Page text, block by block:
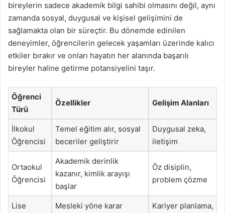
bireylerin sadece akademik bilgi sahibi olmasını değil, aynı
zamanda sosyal, duygusal ve kişisel gelişimini de
sağlamakta olan bir süreçtir. Bu dönemde edinilen
deneyimler, öğrencilerin gelecek yaşamları üzerinde kalıcı
etkiler bırakır ve onları hayatın her alanında başarılı
bireyler haline getirme potansiyelini taşır.
Öğrenci
Türü
Özellikler Gelişim Alanları
İlkokul
Öğrencisi
Temel eğitim alır, sosyal
beceriler geliştirir
Duygusal zeka,
iletişim
Ortaokul
Öğrencisi
Akademik derinlik
kazanır, kimlik arayışı
başlar
Öz disiplin,
problem çözme
Lise
Mesleki yöne karar
Kariyer planlama,